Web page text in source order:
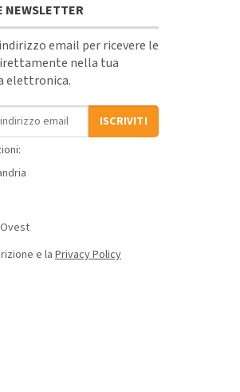
NEWSLETTER
email per ricevere le
nella tua
elettronica.
ISCRIVITI
e la Privacy Policy